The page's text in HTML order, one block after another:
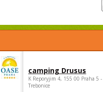
camping Drusus
K Reporyjim 4, 155 00 Praha 5 -
Trebonice